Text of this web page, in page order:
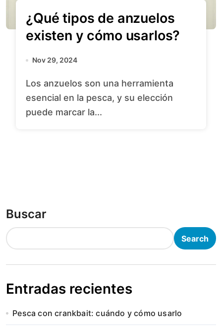
¿Qué tipos de anzuelos
existen y cómo usarlos?
Nov 29, 2024
Los anzuelos son una herramienta
esencial en la pesca, y su elección
puede marcar la...
Buscar
Search
Entradas recientes
Pesca con crankbait: cuándo y cómo usarlo